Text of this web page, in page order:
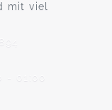
mit viel
- 01:00